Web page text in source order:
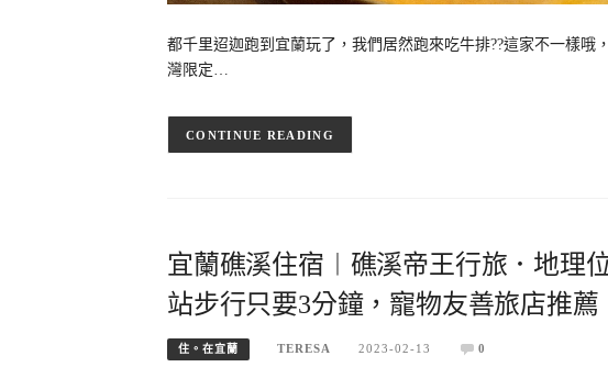
都千里迢迦跑到宜蘭玩了，我們居然跑來吃牛排??這家不一樣
灣限定…
CONTINUE READING
宜蘭礁溪住宿︱礁溪帝王行旅．地理
站步行只要3分鐘，寵物友善旅店推薦
住。在宜蘭 TERESA 2023-02-13 0